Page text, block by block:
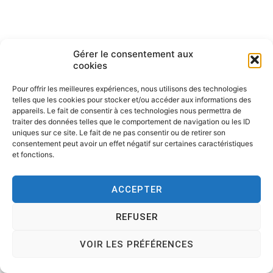
Gérer le consentement aux
cookies
Pour offrir les meilleures expériences, nous utilisons des technologies
telles que les cookies pour stocker et/ou accéder aux informations des
appareils. Le fait de consentir à ces technologies nous permettra de
traiter des données telles que le comportement de navigation ou les ID
uniques sur ce site. Le fait de ne pas consentir ou de retirer son
consentement peut avoir un effet négatif sur certaines caractéristiques
et fonctions.
ACCEPTER
REFUSER
VOIR LES PRÉFÉRENCES
Copyright © 2026Tesson, dessinateur de presse, dessin en
direct, dessin humoristique, cartoonist.. All rights reserved.
Theme:Cenoteby ThemeGrill. Powered byWordPress